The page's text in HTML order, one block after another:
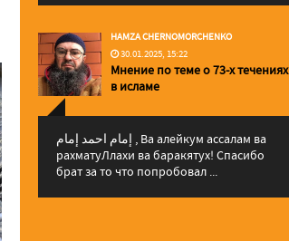
HAMZA CHERNOMORCHENKO
30.01.2025, 15:22
Мнение по теме о 73-х течениях
в исламе
إمام احمد إمام , Ва алейкум ассалам ва
рахматуЛлахи ва баракятух! Спасибо
брат за то что попробовал ...